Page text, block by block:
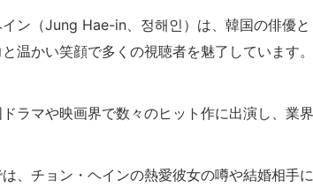
ン（Jung Hae-in、정해인）は、韓国の俳優
温かい笑顔で多くの視聴者を魅了しています。
ラマや映画界で数々のヒット作に出演し、業
、チョン・ヘインの熱愛彼女の噂や結婚相手